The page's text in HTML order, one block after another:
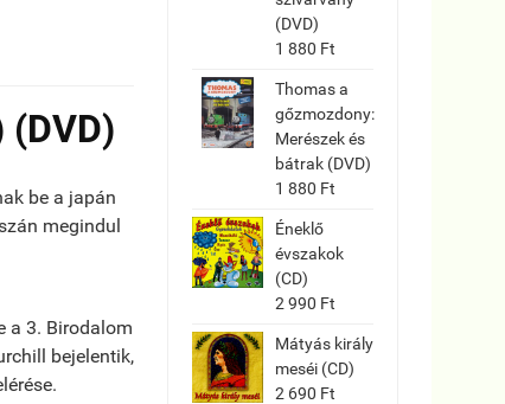
be a japán
megindul
a 3. Birodalom
bejelentik,
(DVD)
1 880 Ft
Thomas a
gőzmozdony:
Merészek és
bátrak (DVD)
1 880 Ft
Éneklő
évszakok
(CD)
2 990 Ft
Mátyás király
meséi (CD)
2 690 Ft